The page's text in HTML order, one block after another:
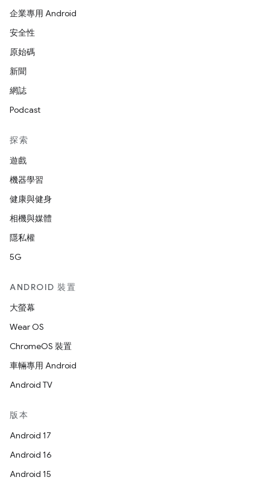
企業專用 Android
安全性
原始碼
新聞
網誌
Podcast
探索
遊戲
機器學習
健康與健身
相機與媒體
隱私權
5G
ANDROID 裝置
大螢幕
Wear OS
ChromeOS 裝置
車輛專用 Android
Android TV
版本
Android 17
Android 16
Android 15